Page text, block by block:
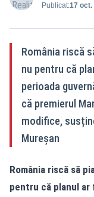
Publicat:17 oct.
România riscă
nu pentru că
perioada
că premierul
modifice,
Mureșan
România riscă să
pentru că planul